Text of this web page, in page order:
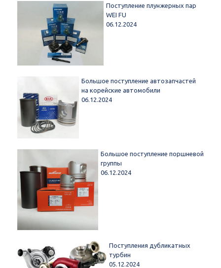
Поступление плунжерных пар
WEI FU
06.12.2024
Большое поступление автозапчастей
на корейские автомобили
06.12.2024
Большое поступление поршневой
группы
06.12.2024
Поступления дубликатных
турбин
05.12.2024